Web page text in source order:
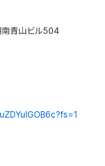
青山ビル504